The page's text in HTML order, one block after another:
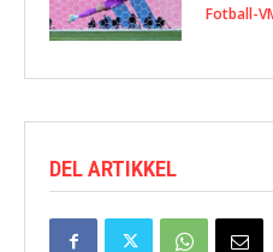
Fotball-
DEL ARTIKKEL